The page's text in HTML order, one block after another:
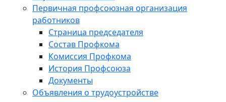
Первичная профсоюзная организация
работников
Страница председателя
Состав Профкома
Комиссия Профкома
История Профсоюза
Документы
Объявления о трудоустройстве